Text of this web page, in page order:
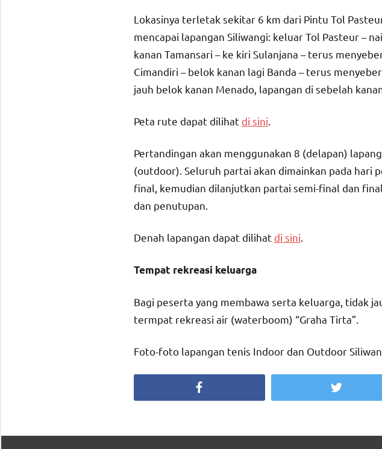
Lokasinya terletak sekitar 6 km dari Pintu Tol
mencapai lapangan Siliwangi: keluar Tol Pasteur –
kanan Tamansari – ke kiri Sulanjana – terus
Cimandiri – belok kanan lagi Banda – terus
jauh belok kanan Menado, lapangan di sebelah
Peta rute dapat dilihat di sini
Pertandingan akan menggunakan 8 (delapan)
(outdoor). Seluruh partai akan dimainkan pada hari
final, kemudian dilanjutkan partai semi-final dan
dan penutupan.
Denah lapangan dapat dilihat di sini
Tempat rekreasi keluarga
Bagi peserta yang membawa serta keluarga, tidak
termpat rekreasi air (waterboom) “Graha Tirta”.
Foto-foto lapangan tenis Indoor dan Outdoor
Twitter